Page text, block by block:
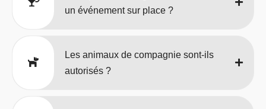
un événement sur place ?
Les animaux de compagnie sont-ils
autorisés ?